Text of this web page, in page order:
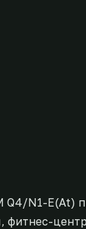
Q4/N1-E(At)
фитнес-